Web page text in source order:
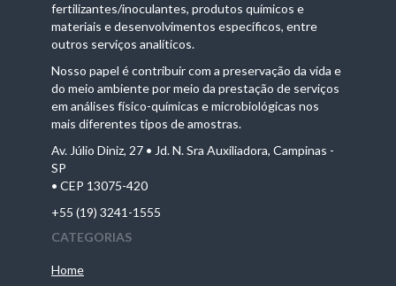
fertilizantes/inoculantes, produtos químicos e
materiais e desenvolvimentos específicos, entre
outros serviços analíticos.
Nosso papel é contribuir com a preservação da vida e
do meio ambiente por meio da prestação de serviços
em análises físico-químicas e microbiológicas nos
mais diferentes tipos de amostras.
Av. Júlio Diniz, 27 • Jd. N. Sra Auxiliadora, Campinas -
SP
• CEP 13075-420
+55 (19) 3241-1555
CATEGORIAS
Home